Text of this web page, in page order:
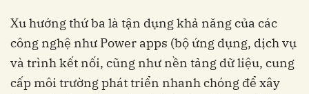
Xu hướng thứ ba là tận dụng khả năng của các
công nghệ như Power apps (bộ ứng dụng, dịch vụ
và trình kết nối, cũng như nền tảng dữ liệu, cung
cấp môi trường phát triển nhanh chóng để xây